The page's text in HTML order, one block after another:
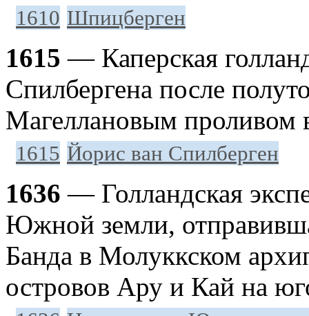
1610 Шпицберген
1615 — Каперская
Спилбергена после
Магеллановым проливом
1615 Йорис ван Спилберген
1636 — Голландская
Южной земли,
Банда в Молуккском
островов Ару и Кай на